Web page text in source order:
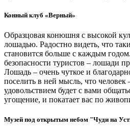
Конный клуб «Верный»
Образцовая конюшня с высокой
лошадью. Радостно видеть, что
становится больше с каждым годом.
безопасности туристов – лошади
Лошадь – очень чуткое и
поселить в ней мысль, что человек
удовольствием будет с вами
угощение, и покатает вас по
Музей под открытым небом "Чуди на